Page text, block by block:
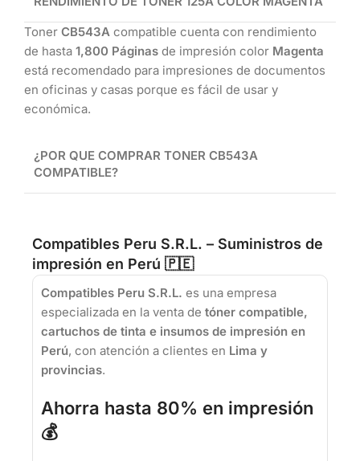
Toner CB543A compatible cuenta con rendimiento
de hasta 1,800 Páginas de impresión color Magenta
está recomendado para impresiones de documentos
en oficinas y casas porque es fácil de usar y
económica.
¿POR QUE COMPRAR TONER CB543A
COMPATIBLE?
Compatibles Peru S.R.L. – Suministros de
impresión en Perú 🇵🇪
Compatibles Peru S.R.L. es una empresa
especializada en la venta de tóner compatible,
cartuchos de tinta e insumos de impresión en
Perú, con atención a clientes en Lima y
provincias.
Ahorra hasta 80% en impresión
💰